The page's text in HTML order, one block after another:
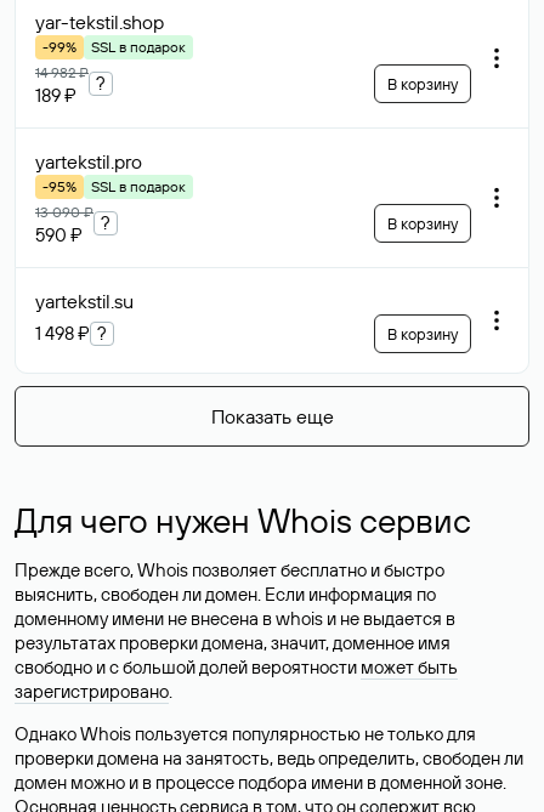
yar-tekstil.shop
-99%
SSL в подарок
14 982 ₽
189 ₽
? В корзину
yartekstil.pro
-95%
SSL в подарок
13 090 ₽
590 ₽
? В корзину
yartekstil.su
1 498 ₽ ? В корзину
Показать еще
Для чего нужен Whois сервис
Прежде всего, Whois позволяет бесплатно и быстро
выяснить, свободен ли домен. Если информация по
доменному имени не внесена в whois и не выдается в
результатах проверки домена, значит, доменное имя
свободно и с большой долей вероятности может быть
зарегистрировано.
Однако Whois пользуется популярностью не только для
проверки домена на занятость, ведь определить, свободен ли
домен можно и в процессе подбора имени в доменной зоне.
Основная ценность сервиса в том, что он содержит всю